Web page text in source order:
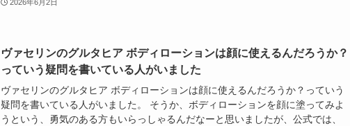
2026年6月2日
ヴァセリンのグルタヒア ボディローションは顔に使えるんだろうか？
っていう疑問を書いている人がいました
ヴァセリンのグルタヒア ボディローションは顔に使えるんだろうか？っていう
疑問を書いている人がいました。 そうか、ボディローションを顔に塗ってみよ
うという、勇気のある方もいらっしゃるんだなーと思いましたが、公式では、